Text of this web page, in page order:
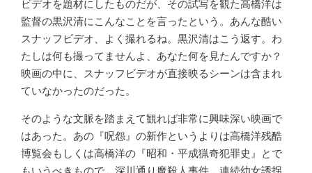
ビデオを題材にしたものだが、その試写を観た高橋洋は
監督の黒沢清にこんなことを言ったという。あんな酷い
スナッフビデオ、よく撮れるね。黒沢清はこう返す。わ
たしは何も撮ってませんよ、あなた何を見たんですか？
映画の中に、スナッフビデオが直接映るシーンは含まれ
ていなかったのだった。
そのような文脈を踏まえて観れば非常に興味深い映画で
はあった。あの『呪怨』の新作というよりは高橋洋残酷
博覧会もしくは高橋洋の『昭和・平成猟奇犯罪史』とで